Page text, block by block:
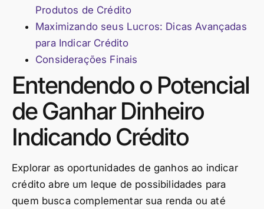
Produtos de Crédito
Maximizando seus Lucros: Dicas Avançadas
para Indicar Crédito
Considerações Finais
Entendendo o Potencial
de Ganhar Dinheiro
Indicando Crédito
Explorar as oportunidades de ganhos ao indicar
crédito abre um leque de possibilidades para
quem busca complementar sua renda ou até